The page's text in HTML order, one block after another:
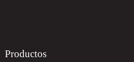
Productos